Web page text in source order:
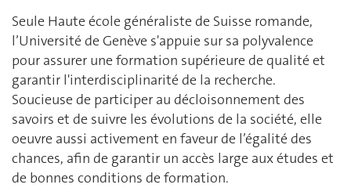
Seule Haute école généraliste de Suisse romande,
l’Université de Genève s'appuie sur sa polyvalence
pour assurer une formation supérieure de qualité et
garantir l'interdisciplinarité de la recherche.
Soucieuse de participer au décloisonnement des
savoirs et de suivre les évolutions de la société, elle
oeuvre aussi activement en faveur de l’égalité des
chances, afin de garantir un accès large aux études et
de bonnes conditions de formation.